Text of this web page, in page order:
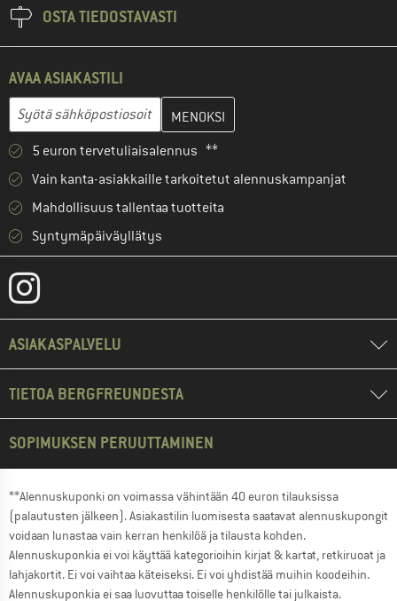
OSTA TIEDOSTAVASTI
AVAA ASIAKASTILI
Sähköpostiosoite
Anna sähköpostiosoitteesi ja luo seuraavassa vaiheessa
5 euron tervetuliaisalennus **
Vain kanta-asiakkaille tarkoitetut alennuskampanjat
Mahdollisuus tallentaa tuotteita
Syntymäpäiväyllätys
ASIAKASPALVELU
TIETOA BERGFREUNDESTA
SOPIMUKSEN PERUUTTAMINEN
**Alennuskuponki on voimassa vähintään 40 euron tilauksissa
(palautusten jälkeen). Asiakastilin luomisesta saatavat alennuskupongit
voidaan lunastaa vain kerran henkilöä ja tilausta kohden.
Alennuskuponkia ei voi käyttää kategorioihin kirjat & kartat, retkiruoat ja
lahjakortit. Ei voi vaihtaa käteiseksi. Ei voi yhdistää muihin koodeihin.
Alennuskuponkia ei saa luovuttaa toiselle henkilölle tai julkaista.